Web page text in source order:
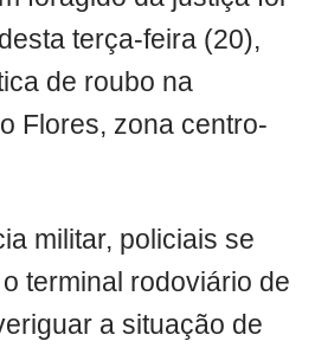
terça-feira (20),
de roubo na
Flores, zona centro-
militar, policiais se
terminal rodoviário de
a situação de